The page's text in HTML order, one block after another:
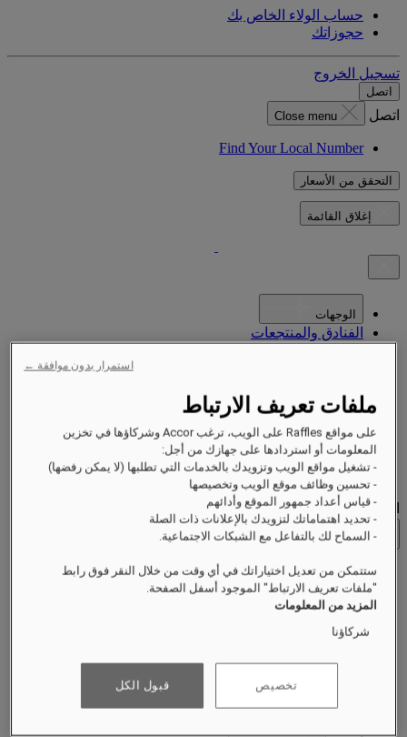
حساب الولاء الخاص بك
حجوزاتك
تسجيل الخروج
اتصل
اتصل Close menu
Find Your Local Number
التحقق من الأسعار
إغلاق القائمة
الوجهات
الفنادق والمنتجعات
المناسبات
الاستدامة في رافلز
الافتتاح قريباً
نبذة عنّا
المجلة
الوجهات
العودة
أمريكا الشمالية
أمريكا الشمالية
العودة إلى الوجهات
عرض الكل أمريكا الشمالية
ملفات تعريف الارتباط
على مواقع Raffles على الويب، ترغب Accor وشركاؤها في تخزين
المعلومات أو استردادها على جهازك من أجل:
- تشغيل مواقع الويب وتزويدك بالخدمات التي تطلبها (لا يمكن رفضها)
- تحسين وظائف موقع الويب وتخصيصها
- قياس أعداد جمهور الموقع وأدائهم
- تحديد اهتماماتك لتزويدك بالإعلانات ذات الصلة
- السماح لك بالتفاعل مع الشبكات الاجتماعية.
ستتمكن من تعديل اختياراتك في أي وقت من خلال النقر فوق رابط
"ملفات تعريف الارتباط" الموجود أسفل الصفحة.
المزيد من المعلومات
شركاؤنا
تخصيص قبول الكل
استمرار بدون موافقة ←